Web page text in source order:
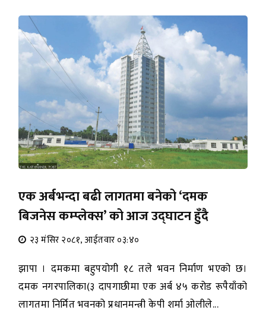
एक अर्बभन्दा बढी लागतमा बनेको ‘दमक
बिजनेस कम्प्लेक्स’ को आज उद्घाटन हुँदै
२३ मंसिर २०८१, आईतवार ०३:४०
झापा । दमकमा बहुपयोगी १८ तले भवन निर्माण भएको छ।
दमक नगरपालिका(३ दापगाछीमा एक अर्ब ४५ करोड रूपैयाँको
लागतमा निर्मित भवनको प्रधानमन्त्री केपी शर्मा ओलीले...